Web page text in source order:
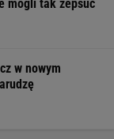
mogli tak zepsuć
w nowym